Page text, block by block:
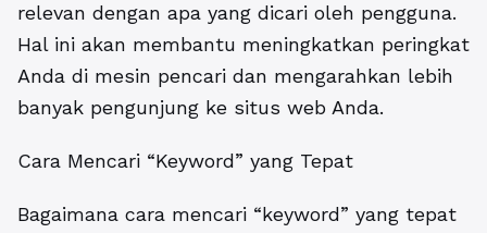
relevan dengan apa yang dicari oleh pengguna.
Hal ini akan membantu meningkatkan peringkat
Anda di mesin pencari dan mengarahkan lebih
banyak pengunjung ke situs web Anda.
Cara Mencari “Keyword” yang Tepat
Bagaimana cara mencari “keyword” yang tepat